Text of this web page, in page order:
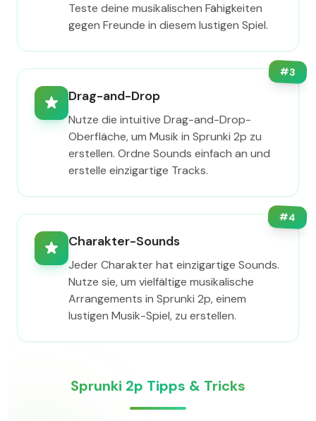
Teste deine musikalischen Fähigkeiten
gegen Freunde in diesem lustigen Spiel.
#3
Drag-and-Drop
Nutze die intuitive Drag-and-Drop-
Oberfläche, um Musik in Sprunki 2p zu
erstellen. Ordne Sounds einfach an und
erstelle einzigartige Tracks.
#4
Charakter-Sounds
Jeder Charakter hat einzigartige Sounds.
Nutze sie, um vielfältige musikalische
Arrangements in Sprunki 2p, einem
lustigen Musik-Spiel, zu erstellen.
Sprunki 2p Tipps & Tricks